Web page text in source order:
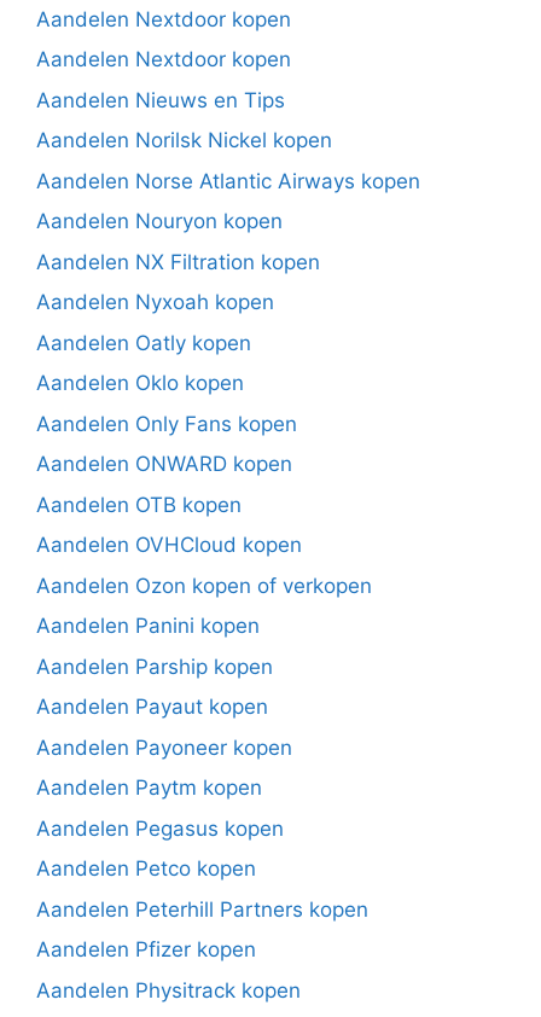
Aandelen Nextdoor kopen
Aandelen Nextdoor kopen
Aandelen Nieuws en Tips
Aandelen Norilsk Nickel kopen
Aandelen Norse Atlantic Airways kopen
Aandelen Nouryon kopen
Aandelen NX Filtration kopen
Aandelen Nyxoah kopen
Aandelen Oatly kopen
Aandelen Oklo kopen
Aandelen Only Fans kopen
Aandelen ONWARD kopen
Aandelen OTB kopen
Aandelen OVHCloud kopen
Aandelen Ozon kopen of verkopen
Aandelen Panini kopen
Aandelen Parship kopen
Aandelen Payaut kopen
Aandelen Payoneer kopen
Aandelen Paytm kopen
Aandelen Pegasus kopen
Aandelen Petco kopen
Aandelen Peterhill Partners kopen
Aandelen Pfizer kopen
Aandelen Physitrack kopen